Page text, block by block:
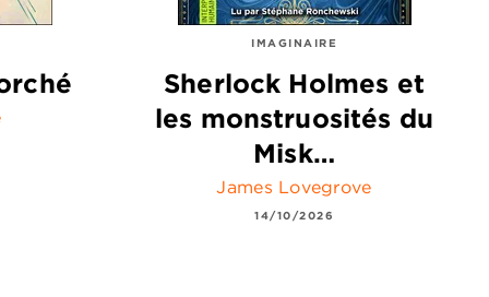
IMAGINAIRE
Sherlock Holmes et
les monstruosités du
Misk…
James Lovegrove
14/10/2026